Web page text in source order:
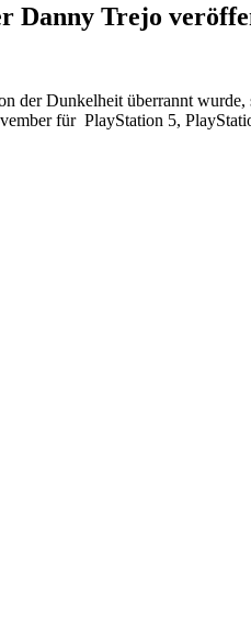
Danny Trejo
der Dunkelheit überrannt wurde,
für PlayStation 5,